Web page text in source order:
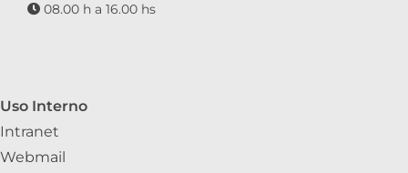
08.00 h a 16.00 hs
Uso Interno
Intranet
Webmail